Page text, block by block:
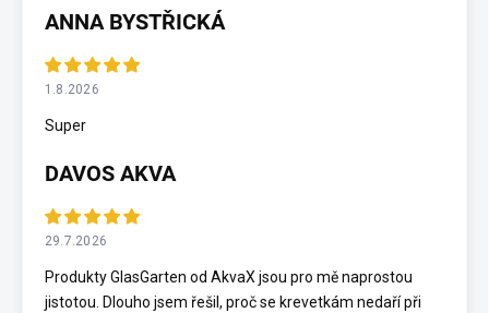
ANNA BYSTŘICKÁ
1.8.2026
Super
DAVOS AKVA
29.7.2026
Produkty GlasGarten od AkvaX jsou pro mě naprostou
jistotou. Dlouho jsem řešil, proč se krevetkám nedaří při